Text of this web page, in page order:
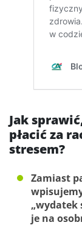
Jak
płacić za
stresem?
Zamiast
„wydatek
je na